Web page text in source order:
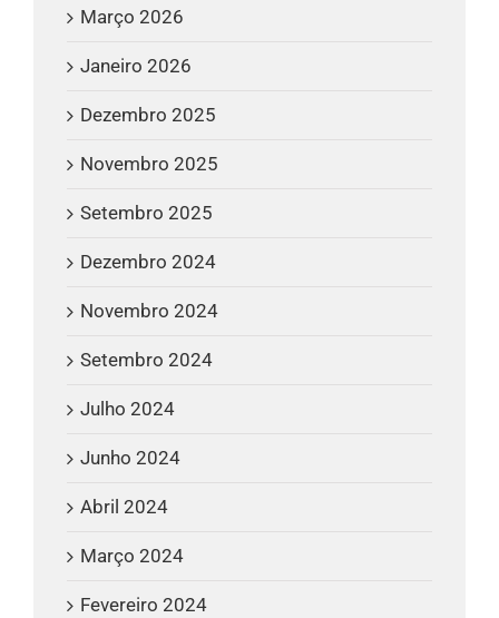
Março 2026
Janeiro 2026
Dezembro 2025
Novembro 2025
Setembro 2025
Dezembro 2024
Novembro 2024
Setembro 2024
Julho 2024
Junho 2024
Abril 2024
Março 2024
Fevereiro 2024